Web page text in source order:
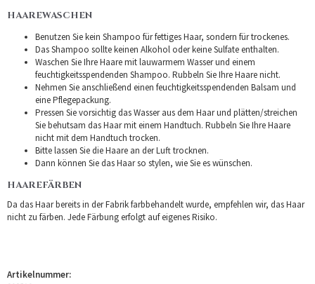
HAAREWASCHEN
Benutzen Sie kein Shampoo für fettiges Haar, sondern für trockenes.
Das Shampoo sollte keinen Alkohol oder keine Sulfate enthalten.
Waschen Sie Ihre Haare mit lauwarmem Wasser und einem
feuchtigkeitsspendenden Shampoo. Rubbeln Sie Ihre Haare nicht.
Nehmen Sie anschließend einen feuchtigkeitsspendenden Balsam und
eine Pflegepackung.
Pressen Sie vorsichtig das Wasser aus dem Haar und plätten/streichen
Sie behutsam das Haar mit einem Handtuch. Rubbeln Sie Ihre Haare
nicht mit dem Handtuch trocken.
Bitte lassen Sie die Haare an der Luft trocknen.
Dann können Sie das Haar so stylen, wie Sie es wünschen.
HAAREFÄRBEN
Da das Haar bereits in der Fabrik farbbehandelt wurde, empfehlen wir, das Haar
nicht zu färben. Jede Färbung erfolgt auf eigenes Risiko.
Artikelnummer: